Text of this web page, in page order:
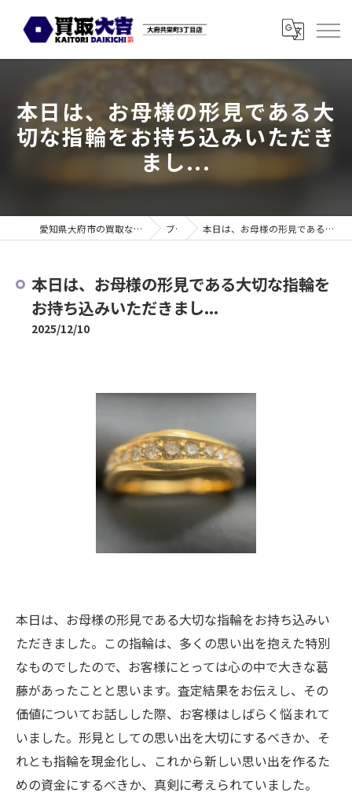
本日は、お母様の形見である大
切な指輪をお持ち込みいただき
まし...
愛知県大府市の買取なら買取大吉 大府共栄町3丁目店 ブログ 本日は、お母様の形見である大切な指輪をお持ち込みいただきまし...
本日は、お母様の形見である大切な指輪を
お持ち込みいただきまし...
2025/12/10
本日は、お母様の形見である大切な指輪をお持ち込みい
ただきました。この指輪は、多くの思い出を抱えた特別
なものでしたので、お客様にとっては心の中で大きな葛
藤があったことと思います。査定結果をお伝えし、その
価値についてお話しした際、お客様はしばらく悩まれて
いました。形見としての思い出を大切にするべきか、そ
れとも指輪を現金化し、これから新しい思い出を作るた
めの資金にするべきか、真剣に考えられていました。